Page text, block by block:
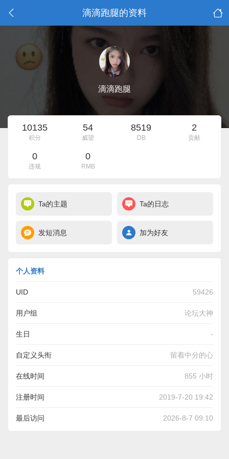
滴滴跑腿的资料
滴滴跑腿
10135
积分
54
威望
8519
DB
2
贡献
0
违规
0
RMB
Ta的主题 Ta的日志
发短消息 加为好友
个人资料
UID 59426
用户组 论坛大神
生日 -
自定义头衔 留着中分的心
在线时间 855 小时
注册时间 2019-7-20 19:42
最后访问 2026-8-7 09:10